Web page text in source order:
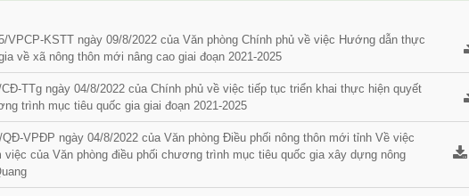
VPCP-KSTT ngày 09/8/2022 của Văn phòng Chính phủ về việc Hướng dẫn thực
về xã nông thôn mới nâng cao giai đoạn 2021-2025
TTg ngày 04/8/2022 của Chính phủ về việc tiếp tục triển khai thực hiện quyết
trình mục tiêu quốc gia giai đoạn 2021-2025
VPĐP ngày 04/8/2022 của Văn phòng Điều phối nông thôn mới tỉnh Về việc
việc của Văn phòng điều phối chương trình mục tiêu quốc gia xây dựng nông